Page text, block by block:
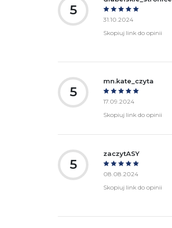
5
31.10.2024
Skopiuj link do opinii
5
mn.kate_czyta
17.09.2024
Skopiuj link do opinii
5
zaczytASY
08.08.2024
Skopiuj link do opinii